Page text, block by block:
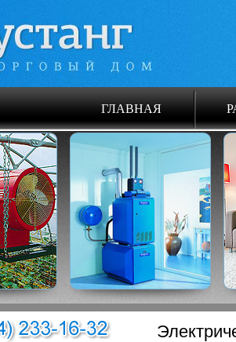
ГЛАВНАЯ